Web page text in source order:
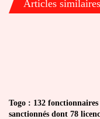
N’Djamena
Articles similaires
Togo : 132 fonctionnaires
sanctionnés dont 78